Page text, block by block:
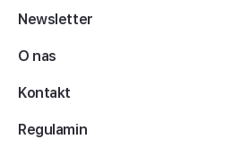
Newsletter
O nas
Kontakt
Regulamin